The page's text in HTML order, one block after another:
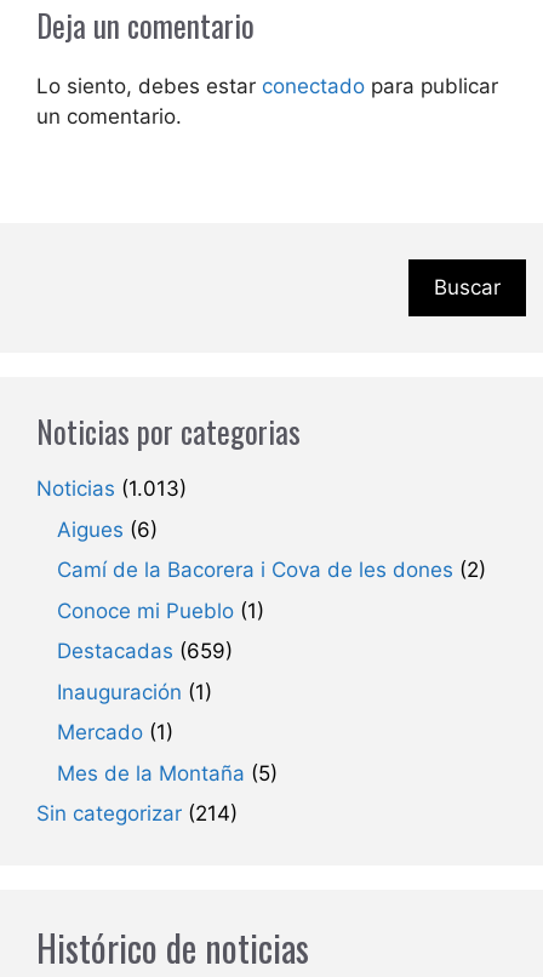
Deja un comentario
Lo siento, debes estar conectado para publicar
un comentario.
Buscar
Noticias por categorias
Noticias (1.013)
Aigues (6)
Camí de la Bacorera i Cova de les dones (2)
Conoce mi Pueblo (1)
Destacadas (659)
Inauguración (1)
Mercado (1)
Mes de la Montaña (5)
Sin categorizar (214)
Histórico de noticias